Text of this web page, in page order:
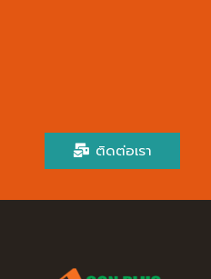
ติดต่อเรา